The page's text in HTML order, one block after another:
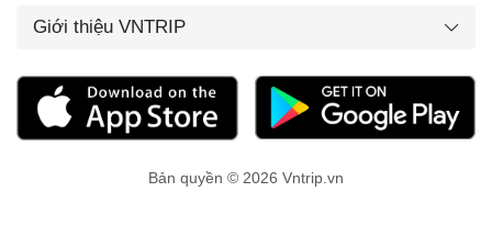
Giới thiệu VNTRIP
Bản quyền © 2026 Vntrip.vn